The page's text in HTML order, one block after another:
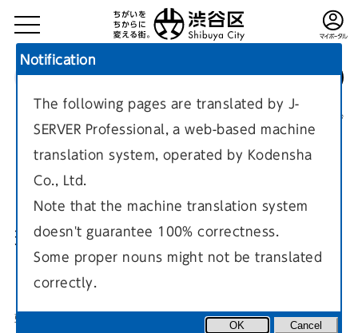
現在のページ
若年性認知症対応通所介護（デ
イサービス）
更新日
Notification
The following pages are translated by J-
SERVER Professional, a web-based machine
translation system, operated by Kodensha
Co., Ltd.
Note that the machine translation system
doesn't guarantee 100% correctness.
Some proper nouns might not be translated
correctly.
OK Cancel